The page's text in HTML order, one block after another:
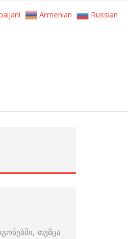
თუმცა
Armenian Russian